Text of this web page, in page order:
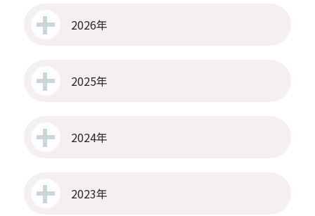
2026年
2025年
2024年
2023年